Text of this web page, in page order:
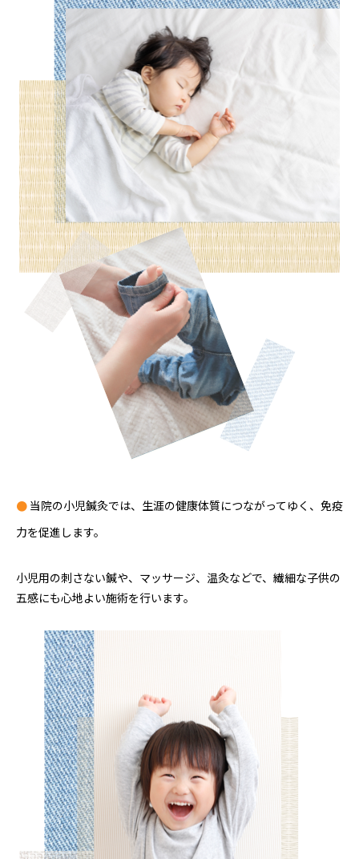
● 当院の小児鍼灸では、生涯の健康体質につながってゆく、免疫
力を促進します。
小児用の刺さない鍼や、マッサージ、温灸などで、繊細な子供の
五感にも心地よい施術を行います。